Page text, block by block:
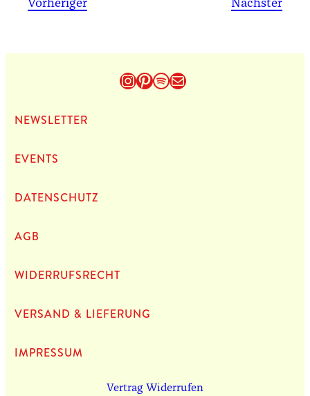
Vorheriger Nächster
Instagram
Pinterest
Spotify
E-Mail
NEWS­LET­TER
EVENTS
DATEN­SCHUTZ
AGB
WIDERRUFSRECHT
VERSAND & LIEFERUNG
IMPRES­SUM
Vertrag Widerrufen